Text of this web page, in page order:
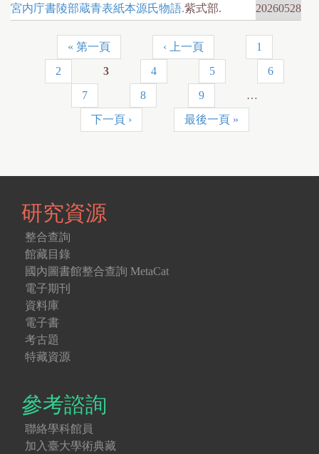
宮内庁書陵部蔵青表紙本源氏物語.紫式部. 20260528
« 第一頁 ‹ 上一頁
1
2
3 4 5
6
7
8 9
…
下一頁 ›
最後一頁 »
研究資源
整合查詢
館藏目錄
國內圖書館整合查詢 MetaCat
電子期刊
資料庫
電子書
考古題
特藏資源
參考諮詢
聯絡學科館員
加入臺大學術典藏